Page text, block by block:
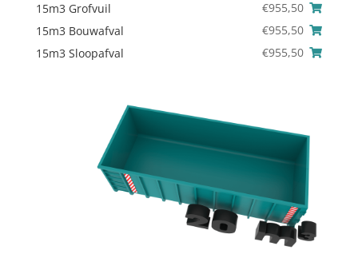
15m3 Grofvuil
€955,50
15m3 Bouwafval
€955,50
15m3 Sloopafval
€955,50